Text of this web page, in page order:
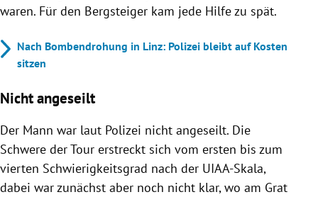
waren. Für den Bergsteiger kam jede Hilfe zu spät.
Nach Bombendrohung in Linz: Polizei bleibt auf Kosten
sitzen
Nicht angeseilt
Der Mann war laut Polizei nicht angeseilt. Die
Schwere der Tour erstreckt sich vom ersten bis zum
vierten Schwierigkeitsgrad nach der UIAA-Skala,
dabei war zunächst aber noch nicht klar, wo am Grat